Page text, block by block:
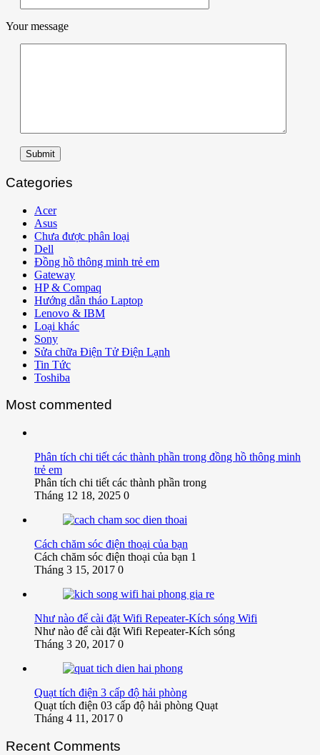
Your message
Submit
Categories
Acer
Asus
Chưa được phân loại
Dell
Đồng hồ thông minh trẻ em
Gateway
HP & Compaq
Hướng dẫn tháo Laptop
Lenovo & IBM
Loại khác
Sony
Sửa chữa Điện Tử Điện Lạnh
Tin Tức
Toshiba
Most commented
Phân tích chi tiết các thành phần trong đồng hồ thông minh
trẻ em
Phân tích chi tiết các thành phần trong
Tháng 12 18, 2025 0
Cách chăm sóc điện thoại của bạn
Cách chăm sóc điện thoại của bạn 1
Tháng 3 15, 2017 0
Như nào để cài đặt Wifi Repeater-Kích sóng Wifi
Như nào để cài đặt Wifi Repeater-Kích sóng
Tháng 3 20, 2017 0
Quạt tích điện 3 cấp độ hải phòng
Quạt tích điện 03 cấp độ hải phòng Quạt
Tháng 4 11, 2017 0
Recent Comments